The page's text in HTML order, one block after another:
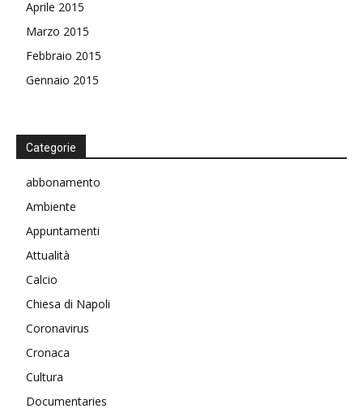
Aprile 2015
Marzo 2015
Febbraio 2015
Gennaio 2015
Categorie
abbonamento
Ambiente
Appuntamenti
Attualità
Calcio
Chiesa di Napoli
Coronavirus
Cronaca
Cultura
Documentaries